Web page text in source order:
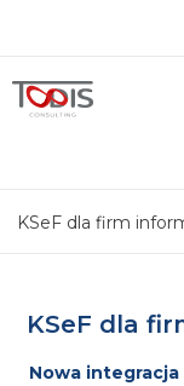
KSeF dla firm
KSeF dla
Nowa